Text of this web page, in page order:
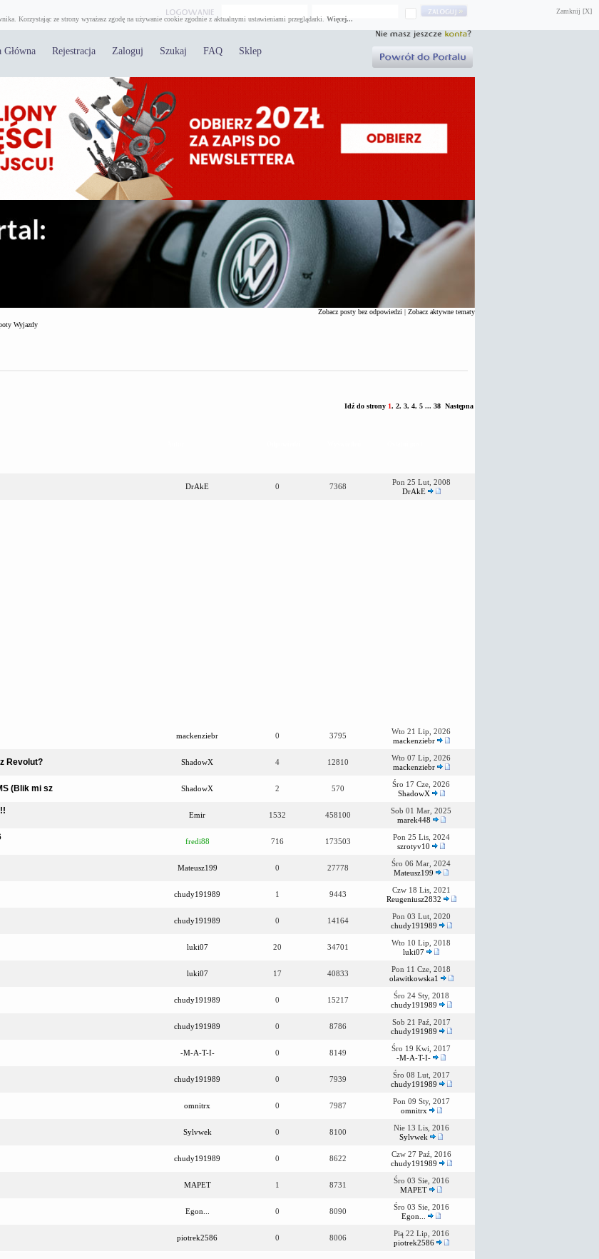
Zamknij [X]
Korzystając ze strony wyrażasz zgodę na używanie cookie zgodnie z aktualnymi ustawieniami przeglądarki. Więcej...
Główna Rejestracja Zaloguj Szukaj FAQ Sklep
Zobacz posty bez odpowiedzi | Zobacz aktywne tematy
Wyjazdy
Idź do strony 1, 2, 3, 4, 5... 38 Następna
DrAkE 0 7368
Pon 25 Lut, 2008
DrAkE
mackenziebr 0 3795
Wto 21 Lip, 2026
mackenziebr
Revolut? ShadowX 4 12810
Wto 07 Lip, 2026
mackenziebr
(Blik mi sz ShadowX 2 570
Śro 17 Cze, 2026
ShadowX
Emir 1532 458100
Sob 01 Mar, 2025
marek448
fredi88 716 173503
Pon 25 Lis, 2024
szrotyv10
Mateusz199 0 27778
Śro 06 Mar, 2024
Mateusz199
chudy191989 1 9443
Czw 18 Lis, 2021
Reugeniusz2832
chudy191989 0 14164
Pon 03 Lut, 2020
chudy191989
luki07 20 34701
Wto 10 Lip, 2018
luki07
luki07 17 40833
Pon 11 Cze, 2018
olawitkowska1
chudy191989 0 15217
Śro 24 Sty, 2018
chudy191989
chudy191989 0 8786
Sob 21 Paź, 2017
chudy191989
-M-A-T-I- 0 8149
Śro 19 Kwi, 2017
-M-A-T-I-
chudy191989 0 7939
Śro 08 Lut, 2017
chudy191989
omnitrx 0 7987
Pon 09 Sty, 2017
omnitrx
Sylvwek 0 8100
Nie 13 Lis, 2016
Sylvwek
chudy191989 0 8622
Czw 27 Paź, 2016
chudy191989
MAPET 1 8731
Śro 03 Sie, 2016
MAPET
Egon... 0 8090
Śro 03 Sie, 2016
Egon...
piotrek2586 0 8006
Pią 22 Lip, 2016
piotrek2586